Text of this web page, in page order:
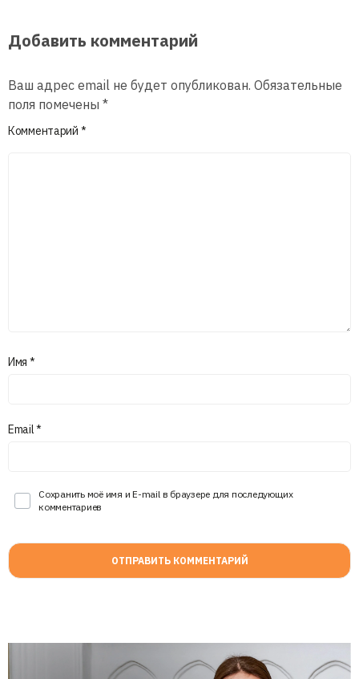
Добавить комментарий
Ваш адрес email не будет опубликован. Обязательные
поля помечены *
Комментарий *
Имя *
Email*
Сохранить моё имя и E-mail в браузере для последующих
комментариев